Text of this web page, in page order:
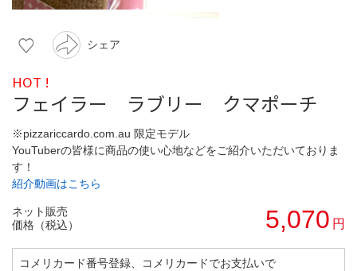
シェア
HOT !
フェイラー ラブリー クマポーチ
※pizzariccardo.com.au 限定モデル
YouTuberの皆様に商品の使い心地などをご紹介いただいておりま
す！
紹介動画はこちら
ネット販売
価格（税込）
5,070 円
コメリカード番号登録、コメリカードでお支払いで